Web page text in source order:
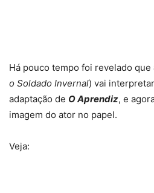
Há pouco tempo foi revelado que
o Soldado Invernal) vai interpretar
adaptação de O Aprendiz, e
imagem do ator no papel.
Veja: